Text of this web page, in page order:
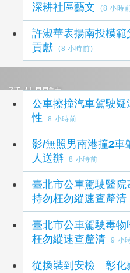
深耕社區藝文
(8 小時
許淑華表揚南投模
貢獻
(8 小時前)
延伸閱讀
公車擦撞汽車駕駛
性
8 小時前
影/無照男南港撞2
人送辦
8 小時前
臺北市公車駕駛醫
持勿枉勿縱速查釐清
臺北市公車駕駛毒
枉勿縱速查釐清
9 小
從換裝到安檢 彰化